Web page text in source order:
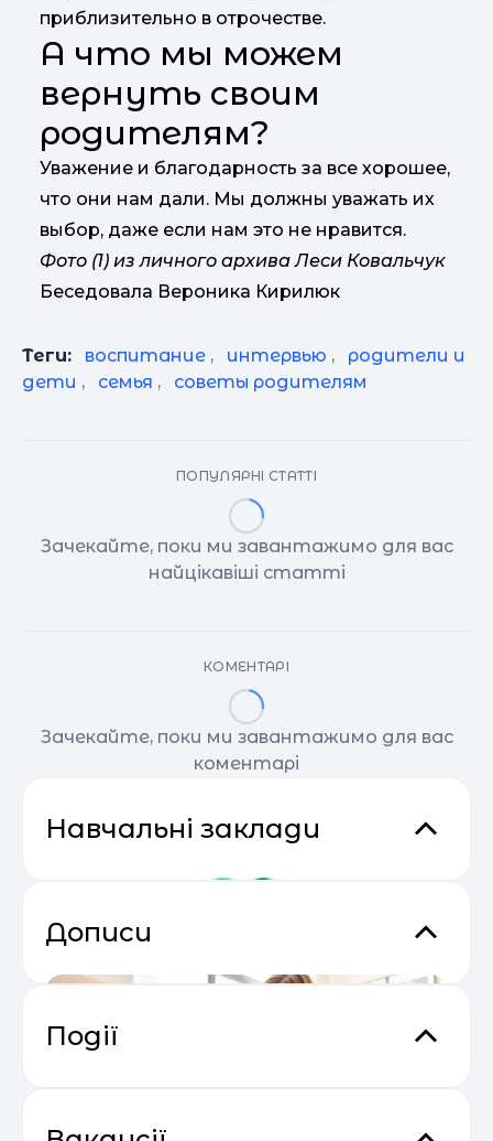
приблизительно в отрочестве.
А что мы можем
вернуть своим
родителям?
Уважение и благодарность за все хорошее,
что они нам дали. Мы должны уважать их
выбор, даже если нам это не нравится.
Фото (1) из личного архива Леси Ковальчук
Беседовала Вероника Кирилюк
Теги: воспитание , интервью ,
родители и
дети , семья , советы родителям
ПОПУЛЯРНІ СТАТТІ
Зачекайте, поки ми завантажимо для вас
найцікавіші статті
КОМЕНТАРІ
Зачекайте, поки ми завантажимо для вас
коментарі
Навчальні заклади
Дописи
Події
“Святковий Email Boost”